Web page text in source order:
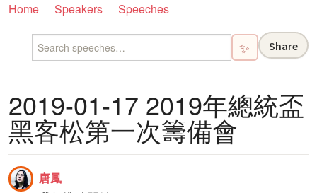
Home Speakers Speeches
✨ Share
2019-01-17 2019年總統盃
黑客松第一次籌備會
唐鳳